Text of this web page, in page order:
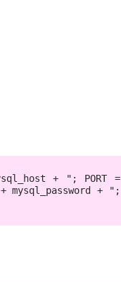
+ "; PORT =
mysql_password + ";